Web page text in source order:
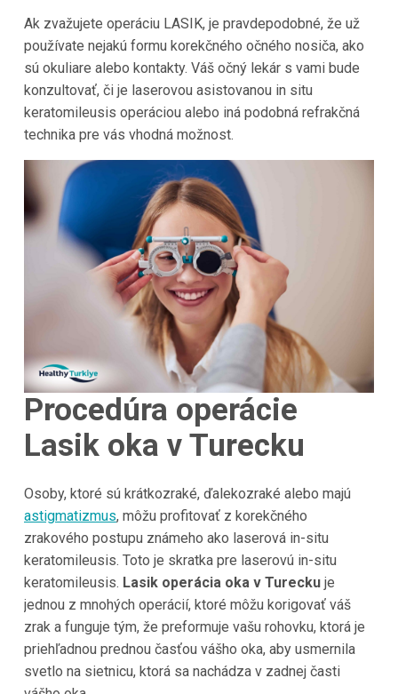
Ak zvažujete operáciu LASIK, je pravdepodobné, že už
používate nejakú formu korekčného očného nosiča, ako
sú okuliare alebo kontakty. Váš očný lekár s vami bude
konzultovať, či je laserovou asistovanou in situ
keratomileusis operáciou alebo iná podobná refrakčná
technika pre vás vhodná možnost.
Procedúra operácie
Lasik oka vTurecku
Osoby, ktoré sú krátkozraké, ďalekozraké alebo majú
astigmatizmus, môžu profitovať z korekčného
zrakového postupu známeho ako laserová in-situ
keratomileusis. Toto je skratka pre laserovú in-situ
keratomileusis. Lasik operácia oka v Tureckuje
jednou z mnohých operácií, ktoré môžu korigovať váš
zrak a funguje tým, že preformuje vašu rohovku, ktorá je
priehľadnou prednou časťou vášho oka, aby usmernila
svetlo na sietnicu, ktorá sa nachádza v zadnej časti